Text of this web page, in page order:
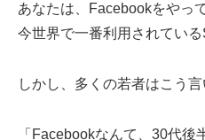
あなたは、Facebookをやっ
今世界で一番利用されている
しかし、多くの若者はこう言
「Facebookなんて、30代後